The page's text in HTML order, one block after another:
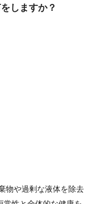
しますか？
物や過剰な液体を除去